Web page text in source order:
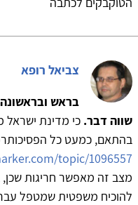
צביאל רופא
בראש
שווה דבר. כי מדינת
בהתאם, כמעט כל
topic/1096557
מצב זה מאפשר חריגות
להוכיח משפטית שמטפל